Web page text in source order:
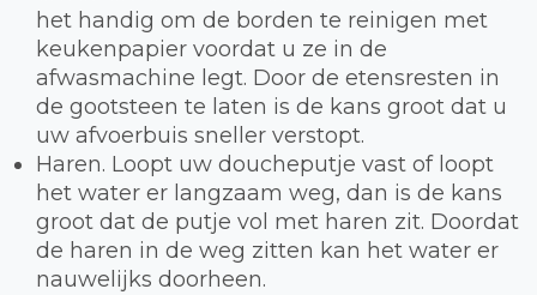
het handig om de borden te reinigen met
keukenpapier voordat u ze in de
afwasmachine legt. Door de etensresten in
de gootsteen te laten is de kans groot dat u
uw afvoerbuis sneller verstopt.
Haren. Loopt uw doucheputje vast of loopt
het water er langzaam weg, dan is de kans
groot dat de putje vol met haren zit. Doordat
de haren in de weg zitten kan het water er
nauwelijks doorheen.